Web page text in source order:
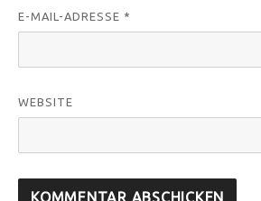
E-MAIL-ADRESSE *
WEBSITE